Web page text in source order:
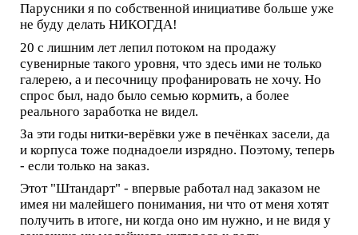
Парусники я по собственной инициативе больше уже
не буду делать НИКОГДА!
20 с лишним лет лепил потоком на продажу
сувенирные такого уровня, что здесь ими не только
галерею, а и песочницу профанировать не хочу. Но
спрос был, надо было семью кормить, а более
реального заработка не видел.
За эти годы нитки-верёвки уже в печёнках засели, да
и корпуса тоже поднадоели изрядно. Поэтому, теперь
- если только на заказ.
Этот "Штандарт" - впервые работал над заказом не
имея ни малейшего понимания, ни что от меня хотят
получить в итоге, ни когда оно им нужно, и не видя у